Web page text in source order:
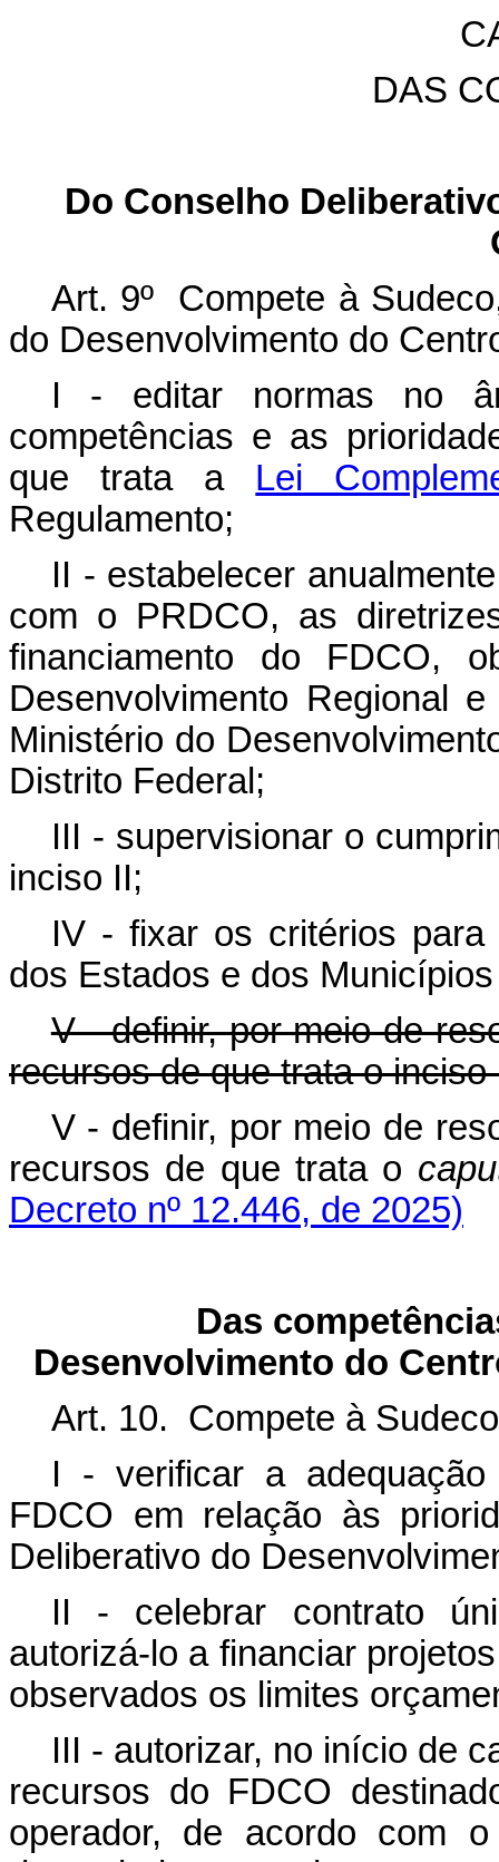
DAS
Do Conselho
Art. 9º Compete à
do Desenvolvimento do
I - editar normas no
competências e as
que trata a Lei
Regulamento;
II - estabelecer
com o PRDCO, as
financiamento do FDCO,
Desenvolvimento Regional
Ministério do
Distrito Federal;
III - supervisionar o
inciso II;
IV - fixar os critérios para
dos Estados e dos
V - definir, por meio de
recursos de que trata o
V - definir, por meio de
recursos de que trata o
Decreto nº 12.446, de 2025)
Das
Desenvolvimento do
Art. 10. Compete à
I - verificar a
FDCO em relação às
Deliberativo do
II - celebrar contrato
autorizá-lo a financiar
observados os limites
III - autorizar, no início de
recursos do FDCO
operador, de acordo com